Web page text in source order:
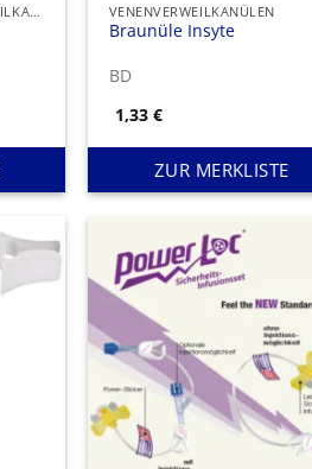
SICHERHEITS-VENENVERWEILKANÜLEN VENENVERWEILKANÜLEN
Braunüle Insyte
BD
1,33 €
ZUR MERKLISTE